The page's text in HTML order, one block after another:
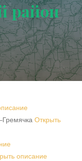
район
Открыть
описание